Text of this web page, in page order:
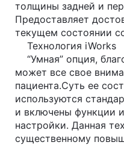
толщины задней и
Предоставляет
текущем состоянии
Технология iWorks
“Умная” опция,
может все свое
пациента.Суть ее
используются
и включены функции
настройки. Данная
существенному